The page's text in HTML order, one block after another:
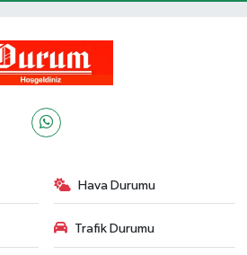
Hava Durumu
Trafik Durumu